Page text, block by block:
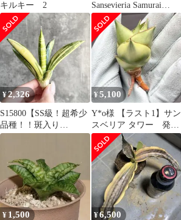
キルキー 2
Sansevieria Samurai
Dwarf v
¥2,326
S15800【SS級！超希少
品種！！斑入り
株！！】サンスベリア
ァエリガータ 斑入り (
ユーフォルビア サンセ
ベリア )
¥5,100
Y*o様 【ラスト1】サン
スベリア タワー 発根
済み 子株 抜き苗 希少
斑入り
¥ 1,500 ¥6,500